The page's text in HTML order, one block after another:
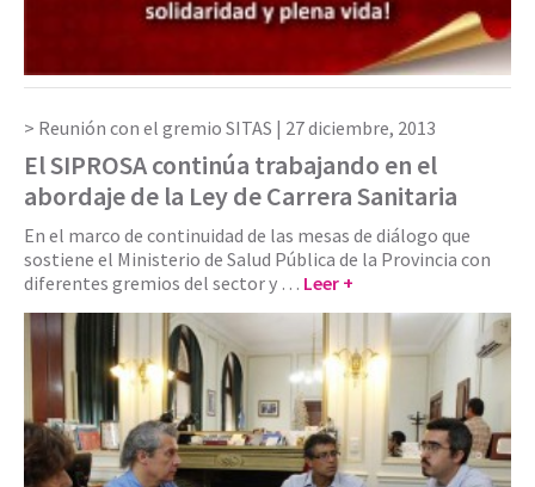
Reunión con el gremio SITAS | 27 diciembre, 2013
El SIPROSA continúa trabajando en el
abordaje de la Ley de Carrera Sanitaria
En el marco de continuidad de las mesas de diálogo que
sostiene el Ministerio de Salud Pública de la Provincia con
diferentes gremios del sector y … Leer +